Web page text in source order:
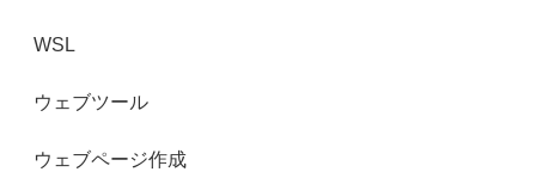
WSL
ウェブツール
ウェブページ作成